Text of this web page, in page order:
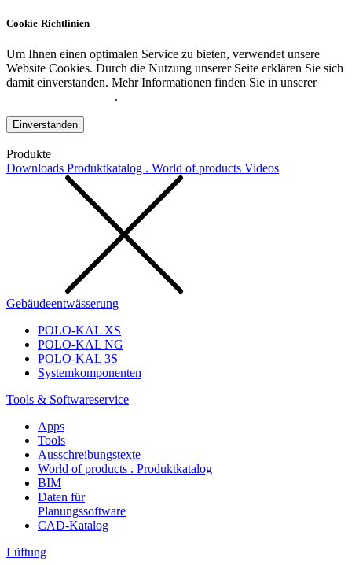
Cookie-Richtlinien
Um Ihnen einen optimalen Service zu bieten, verwendet unsere
Website Cookies. Durch die Nutzung unserer Seite erklären Sie sich
damit einverstanden. Mehr Informationen finden Sie in unserer
.
Einverstanden
Produkte
Downloads Produktkatalog . World of products Videos
Gebäudeentwässerung
POLO-KAL XS
POLO-KAL NG
POLO-KAL 3S
Systemkomponenten
Tools & Softwareservice
Apps
Tools
Ausschreibungstexte
World of products . Produktkatalog
BIM
Daten für
Planungssoftware
CAD-Katalog
Lüftung